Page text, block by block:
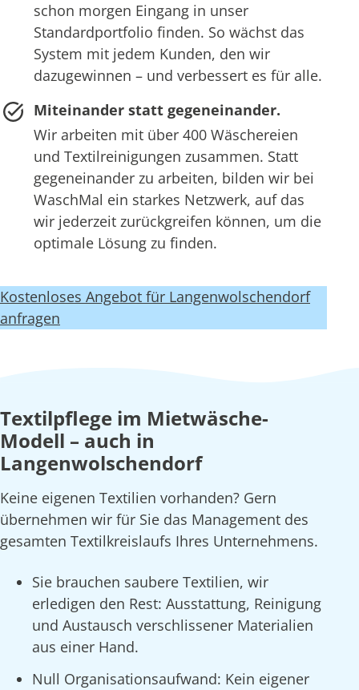
schon morgen Eingang in unser
Standardportfolio finden. So wächst das
System mit jedem Kunden, den wir
dazugewinnen – und verbessert es für alle.
Miteinander statt gegeneinander.
Wir arbeiten mit über 400 Wäschereien
und Textilreinigungen zusammen. Statt
gegeneinander zu arbeiten, bilden wir bei
WaschMal ein starkes Netzwerk, auf das
wir jederzeit zurückgreifen können, um die
optimale Lösung zu finden.
Kostenloses Angebot für Langenwolschendorf
anfragen
Textilpflege im Mietwäsche-
Modell – auch in
Langenwolschendorf
Keine eigenen Textilien vorhanden? Gern
übernehmen wir für Sie das Management des
gesamten Textilkreislaufs Ihres Unternehmens.
Sie brauchen saubere Textilien, wir
erledigen den Rest: Ausstattung, Reinigung
und Austausch verschlissener Materialien
aus einer Hand.
Null Organisationsaufwand: Kein eigener